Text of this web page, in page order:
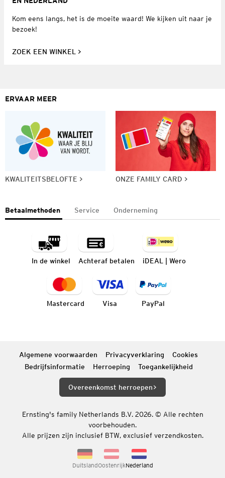
Kom eens langs, het is de moeite waard! We kijken uit naar je
bezoek!
ZOEK EEN WINKEL
ERVAAR MEER
KWALITEITSBELOFTE ONZE FAMILY CARD
Betaalmethoden Service Onderneming
In de winkel Achteraf betalen iDEAL | Wero
Mastercard Visa PayPal
Algemene voorwaarden Privacyverklaring
Cookies
Bedrijfsinformatie
Herroeping Toegankelijkheid
Overeenkomst herroepen
Ernsting's family Netherlands B.V. 2026. © Alle rechten
voorbehouden.
Alle prijzen zijn inclusief BTW, exclusief verzendkosten.
DuitslandOostenrijkNederland